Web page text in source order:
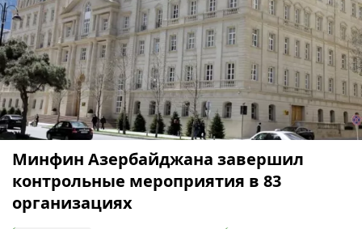
Минфин Азербайджана завершил
контрольные мероприятия в 83
организациях